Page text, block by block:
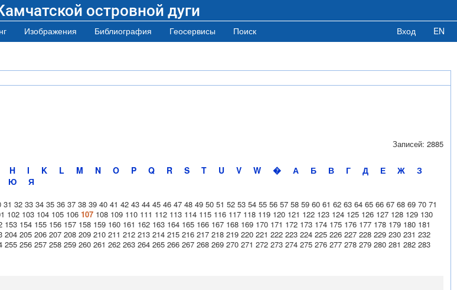
островной дуги
Изображения Библиография Геосервисы Поиск Вход EN
H I K L M N O P Q R S T U V W � А Б В Г Д Е Ж
З
Ю Я
Записей: 2885
31 32 33 34 35 36 37 38 39 40 41 42 43 44 45 46 47 48 49 50 51 52 53 54 55 56 57 58 59 60 61 62 63 64 65 66 67 68 69 70 71
102 103 104 105 106 107 108 109 110 111 112 113 114 115 116 117 118 119 120 121 122 123 124 125 126 127 128 129 130
153 154 155 156 157 158 159 160 161 162 163 164 165 166 167 168 169 170 171 172 173 174 175 176 177 178 179 180 181
204 205 206 207 208 209 210 211 212 213 214 215 216 217 218 219 220 221 222 223 224 225 226 227 228 229 230 231 232
255 256 257 258 259 260 261 262 263 264 265 266 267 268 269 270 271 272 273 274 275 276 277 278 279 280 281 282 283